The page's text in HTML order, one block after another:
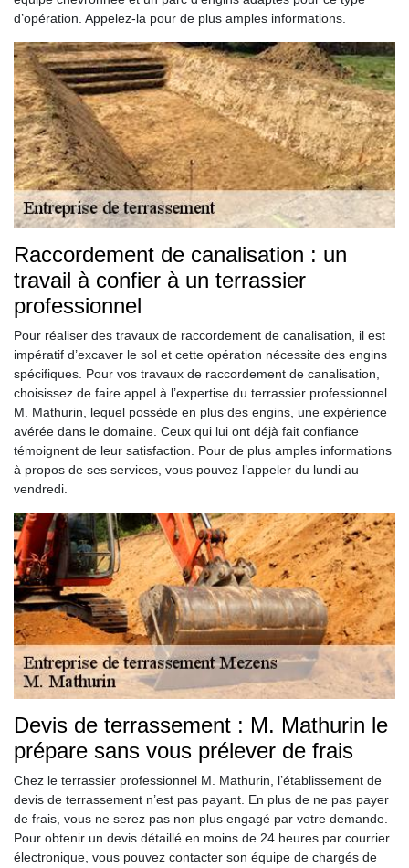
d’opération. Appelez-la pour de plus amples informations.
Raccordement de canalisation : un
travail à confier à un terrassier
professionnel
Pour réaliser des travaux de raccordement de canalisation, il est
impératif d’excaver le sol et cette opération nécessite des engins
spécifiques. Pour vos travaux de raccordement de canalisation,
choisissez de faire appel à l’expertise du terrassier professionnel
M. Mathurin, lequel possède en plus des engins, une expérience
avérée dans le domaine. Ceux qui lui ont déjà fait confiance
témoignent de leur satisfaction. Pour de plus amples informations
à propos de ses services, vous pouvez l’appeler du lundi au
vendredi.
Devis de terrassement : M. Mathurin le
prépare sans vous prélever de frais
Chez le terrassier professionnel M. Mathurin, l’établissement de
devis de terrassement n’est pas payant. En plus de ne pas payer
de frais, vous ne serez pas non plus engagé par votre demande.
Pour obtenir un devis détaillé en moins de 24 heures par courrier
électronique, vous pouvez contacter son équipe de chargés de